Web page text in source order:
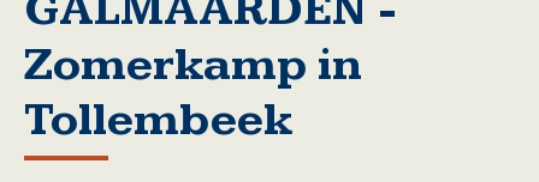
Zomerkamp in
Tollembeek